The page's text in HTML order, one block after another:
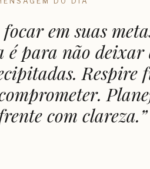
em suas
é para não
Respire
com clareza.”